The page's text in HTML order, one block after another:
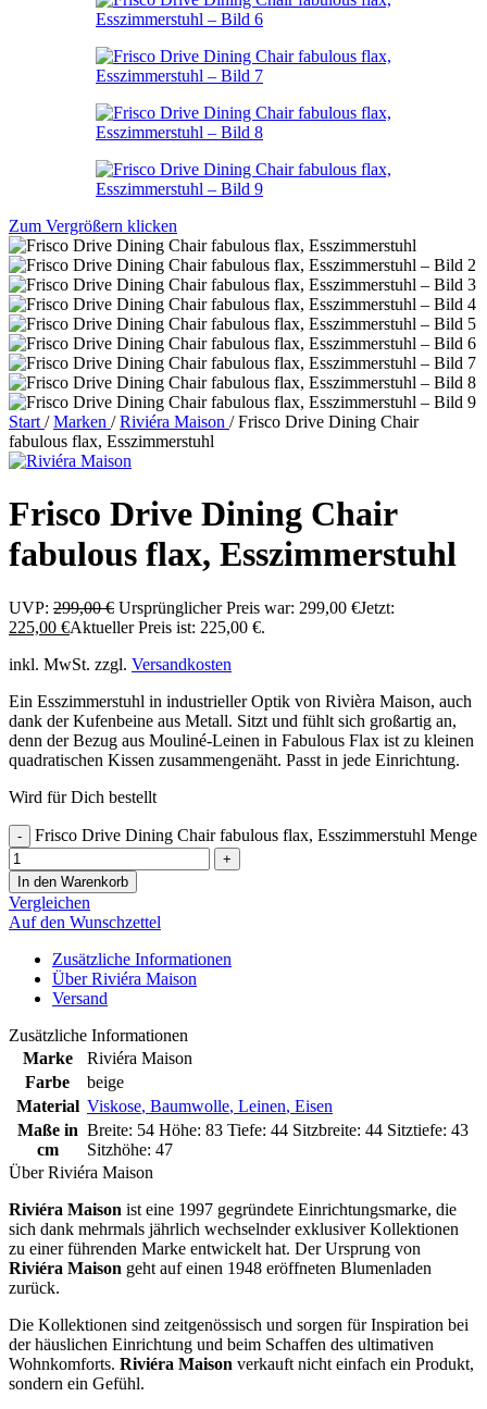
Zum Vergrößern klicken
Start / Marken / Riviéra Maison / Frisco Drive Dining Chair
fabulous flax, Esszimmerstuhl
Frisco Drive Dining Chair
fabulous flax, Esszimmerstuhl
UVP: 299,00€ Ursprünglicher Preis war: 299,00 €Jetzt:
225,00 €Aktueller Preis ist: 225,00 €.
inkl. MwSt. zzgl. Versandkosten
Ein Esszimmerstuhl in industrieller Optik von Rivièra Maison, auch
dank der Kufenbeine aus Metall. Sitzt und fühlt sich großartig an,
denn der Bezug aus Mouliné-Leinen in Fabulous Flax ist zu kleinen
quadratischen Kissen zusammengenäht. Passt in jede Einrichtung.
Wird für Dich bestellt
- Frisco Drive Dining Chair fabulous flax, Esszimmerstuhl Menge
+
In den Warenkorb
Vergleichen
Auf den Wunschzettel
Zusätzliche Informationen
Über Riviéra Maison
Versand
Zusätzliche Informationen
Marke
Riviéra Maison
Farbe
beige
Material Viskose, Baumwolle, Leinen, Eisen
Maße in
cm
Breite: 54 Höhe: 83 Tiefe: 44 Sitzbreite: 44 Sitztiefe: 43
Sitzhöhe: 47
Über Riviéra Maison
Riviéra Maison ist eine 1997 gegründete Einrichtungsmarke, die
sich dank mehrmals jährlich wechselnder exklusiver Kollektionen
zu einer führenden Marke entwickelt hat. Der Ursprung von
Riviéra Maison geht auf einen 1948 eröffneten Blumenladen
zurück.
Die Kollektionen sind zeitgenössisch und sorgen für Inspiration bei
der häuslichen Einrichtung und beim Schaffen des ultimativen
Wohnkomforts. Riviéra Maison verkauft nicht einfach ein Produkt,
sondern ein Gefühl.